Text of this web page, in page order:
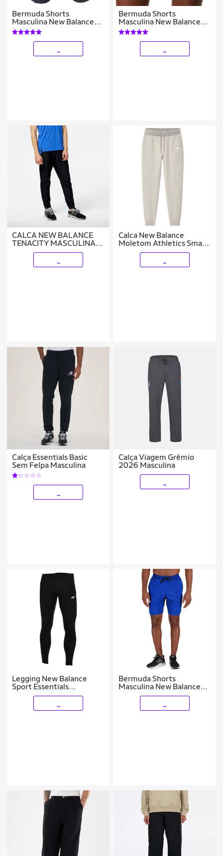
Bermuda Shorts
Masculina New Balance
Tenacity Logo 7
Bermuda Shorts
Masculina New Balance
Tenacity Logo 7
CALCA NEW BALANCE
TENACITY MASCULINA
PRETO P
Calca New Balance
Moletom Athletics Small
Logo Masculina
Calça Essentials Basic
Sem Felpa Masculina
Calça Viagem Grêmio
2026 Masculina
Legging New Balance
Sport Essentials
Masculina
Bermuda Shorts
Masculina New Balance
Tenacity 9